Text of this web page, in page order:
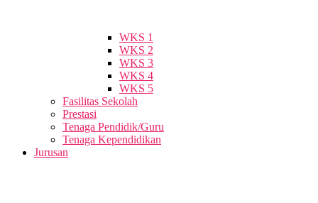
WKS 1
WKS 2
WKS 3
WKS 4
WKS 5
Fasilitas Sekolah
Prestasi
Tenaga Pendidik/Guru
Tenaga Kependidikan
Jurusan